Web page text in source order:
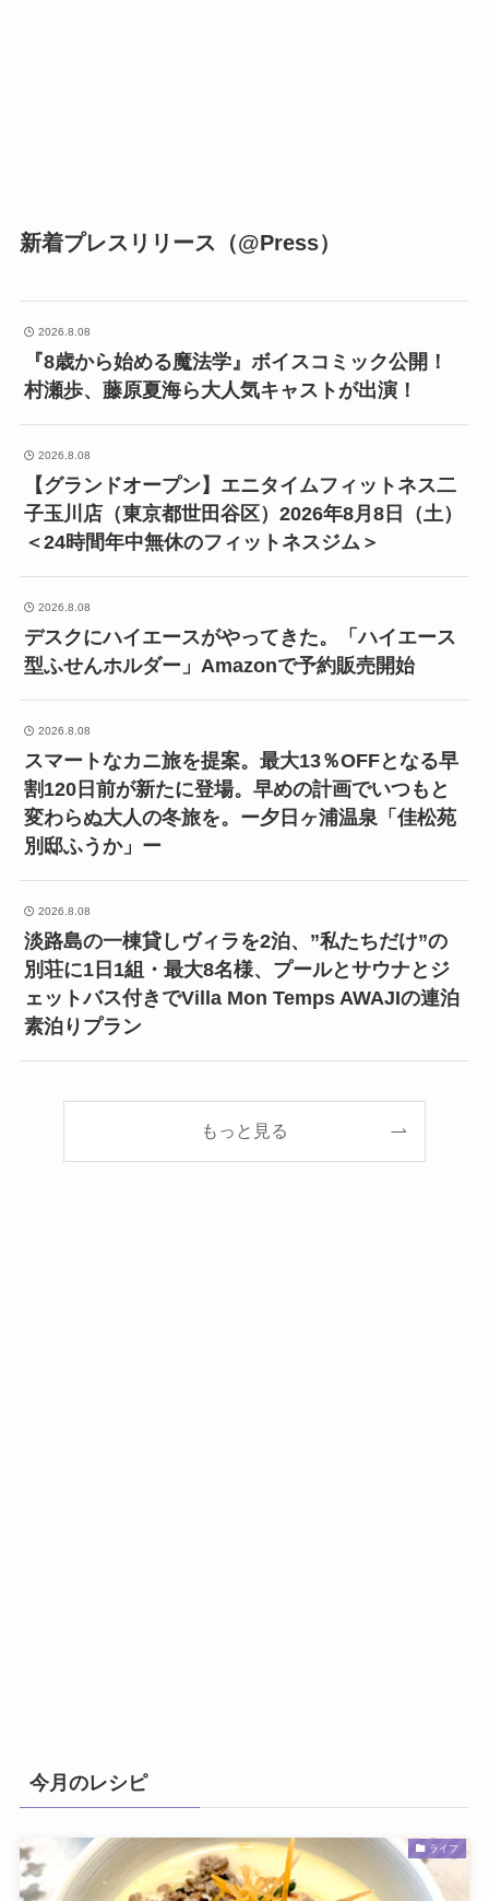
新着プレスリリース（@Press）
2026.8.08
『8歳から始める魔法学』ボイスコミック公開！
村瀬歩、藤原夏海ら大人気キャストが出演！
2026.8.08
【グランドオープン】エニタイムフィットネス二
子玉川店（東京都世田谷区）2026年8月8日（土）
＜24時間年中無休のフィットネスジム＞
2026.8.08
デスクにハイエースがやってきた。「ハイエース
型ふせんホルダー」Amazonで予約販売開始
2026.8.08
スマートなカニ旅を提案。最大13％OFFとなる早
割120日前が新たに登場。早めの計画でいつもと
変わらぬ大人の冬旅を。ー夕日ヶ浦温泉「佳松苑
別邸ふうか」ー
2026.8.08
淡路島の一棟貸しヴィラを2泊、”私たちだけ”の
別荘に1日1組・最大8名様、プールとサウナとジ
ェットバス付きでVilla Mon Temps AWAJIの連泊
素泊りプラン
もっと見る
今月のレシピ
ライフ